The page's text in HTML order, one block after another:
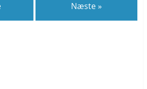
Næste »